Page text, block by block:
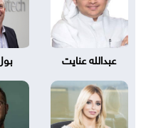
عبدالله عنايت